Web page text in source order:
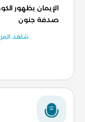
الإيمان بظهور
صدفة جنون
شاهد